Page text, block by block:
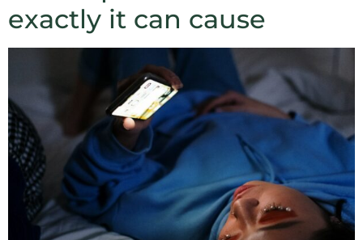
exactly it can cause